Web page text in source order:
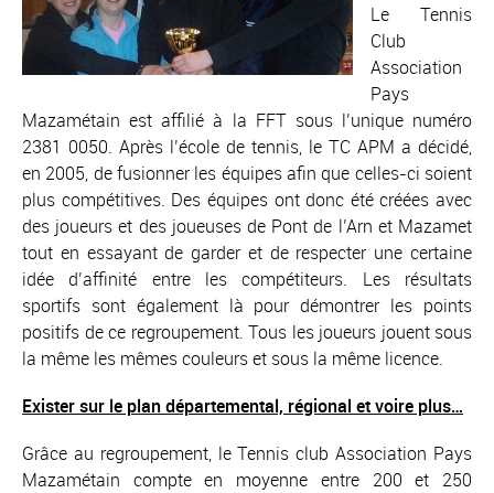
Le Tennis
Club
Association
Pays
Mazamétain est affilié à la FFT sous l’unique numéro
2381 0050. Après l’école de tennis, le TC APM a décidé,
en 2005, de fusionner les équipes afin que celles-ci soient
plus compétitives. Des équipes ont donc été créées avec
des joueurs et des joueuses de Pont de l’Arn et Mazamet
tout en essayant de garder et de respecter une certaine
idée d’affinité entre les compétiteurs. Les résultats
sportifs sont également là pour démontrer les points
positifs de ce regroupement. Tous les joueurs jouent sous
la même les mêmes couleurs et sous la même licence.
Exister sur le plan départemental, régional et voire plus…
Grâce au regroupement, le Tennis club Association Pays
Mazamétain compte en moyenne entre 200 et 250